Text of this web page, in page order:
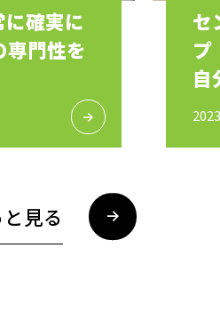
確実に
専門性を
セ
プ
自
る
見る